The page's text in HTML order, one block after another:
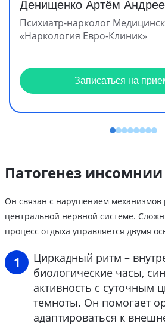
Денищенко Артём
Психиатр-нарколог
«Наркология Евро-Клиник»
Записаться на
Патогенез инсомнии
Он связан с нарушением механизмов
центральной нервной системе.
процесс отдыха управляется двумя
Циркадный ритм –
биологические часы,
активность с суточным
темноты. Он помогает
адаптироваться к